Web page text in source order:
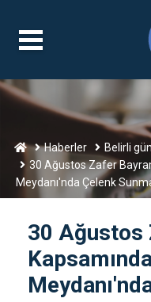
Haberler
Belirli
30 Ağustos Zafer
Meydanı'nda Çelenk
30 Ağustos